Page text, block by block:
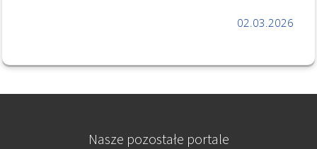
02.03.2026
Nasze pozostałe portale